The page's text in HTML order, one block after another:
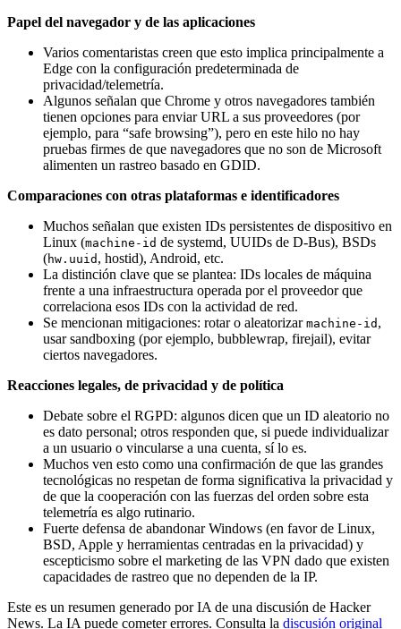
Papel del navegador y de las aplicaciones
Varios comentaristas creen que esto implica principalmente a
Edge con la configuración predeterminada de
privacidad/telemetría.
Algunos señalan que Chrome y otros navegadores también
tienen opciones para enviar URL a sus proveedores (por
ejemplo, para “safe browsing”), pero en este hilo no hay
pruebas firmes de que navegadores que no son de Microsoft
alimenten un rastreo basado en GDID.
Comparaciones con otras plataformas e identificadores
Muchos señalan que existen IDs persistentes de dispositivo en
Linux (machine-id de systemd, UUIDs de D-Bus), BSDs
(hw.uuid , hostid), Android, etc.
La distinción clave que se plantea: IDs locales de máquina
frente a una infraestructura operada por el proveedor que
correlaciona esos IDs con la actividad de red.
Se mencionan mitigaciones: rotar o aleatorizar machine-id ,
usar sandboxing (por ejemplo, bubblewrap, firejail), evitar
ciertos navegadores.
Reacciones legales, de privacidad y de política
Debate sobre el RGPD: algunos dicen que un ID aleatorio no
es dato personal; otros responden que, si puede individualizar
a un usuario o vincularse a una cuenta, sí lo es.
Muchos ven esto como una confirmación de que las grandes
tecnológicas no respetan de forma significativa la privacidad y
de que la cooperación con las fuerzas del orden sobre esta
telemetría es algo rutinario.
Fuerte defensa de abandonar Windows (en favor de Linux,
BSD, Apple y herramientas centradas en la privacidad) y
escepticismo sobre el marketing de las VPN dado que existen
capacidades de rastreo que no dependen de la IP.
Este es un resumen generado por IA de una discusión de Hacker
News. La IA puede cometer errores. Consulta la discusión original